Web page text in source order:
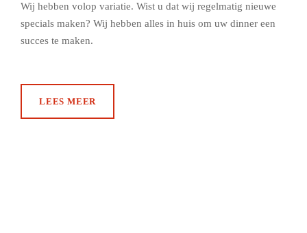
Wij hebben volop variatie. Wist u dat wij regelmatig nieuwe
specials maken? Wij hebben alles in huis om uw dinner een
succes te maken.
LEES MEER